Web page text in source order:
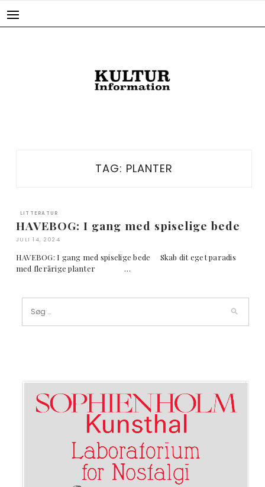
TAG: PLANTER
LITTERATUR
HAVEBOG: I gang med spiselige bede
JULI 14, 2024
HAVEBOG: I gang med spiselige bede Skab dit eget paradis
med flerårige planter …